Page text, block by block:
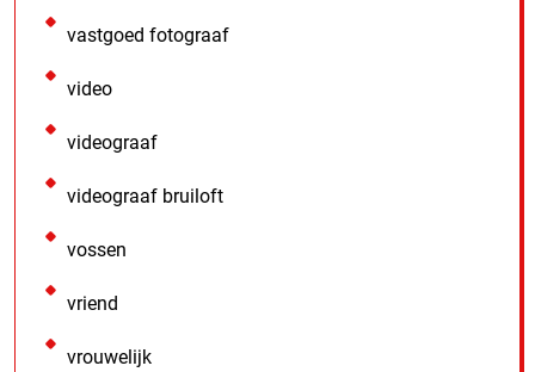
vastgoed fotograaf
video
videograaf
videograaf bruiloft
vossen
vriend
vrouwelijk